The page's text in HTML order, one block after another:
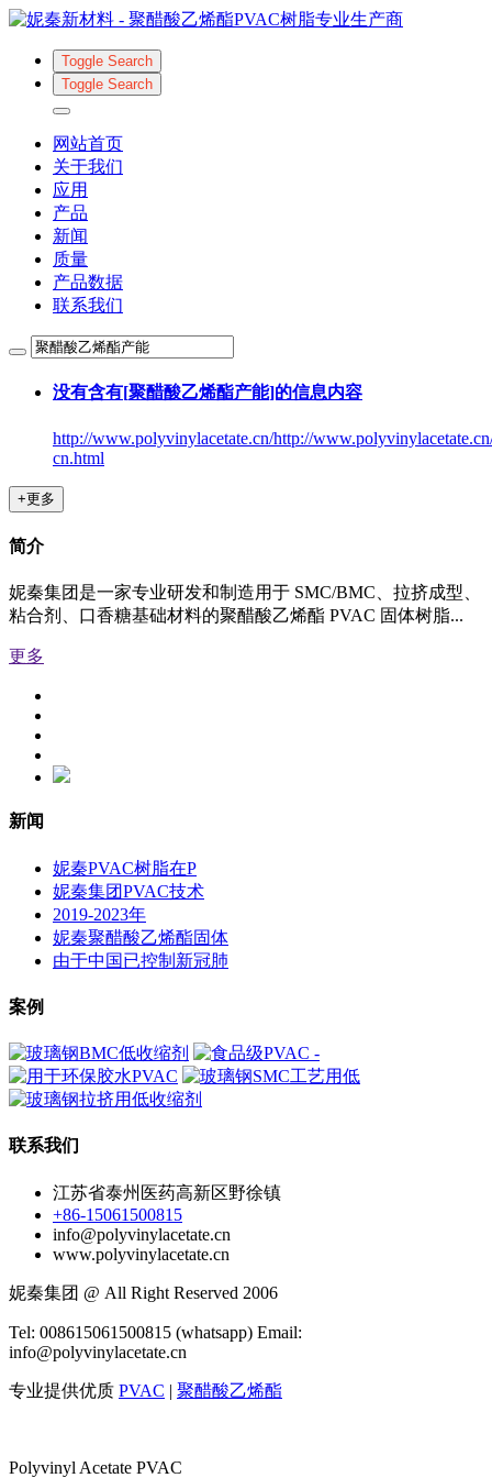
Toggle Search
Toggle Search
网站首页
关于我们
应用
产品
新闻
质量
产品数据
联系我们
没有含有[聚醋酸乙烯酯产能]的信息内容
http://www.polyvinylacetate.cn/http://
cn.html
+更多
简介
妮秦集团是一家专业研发和制造用于 SMC/BMC、拉挤成型、
粘合剂、口香糖基础材料的聚醋酸乙烯酯 PVAC 固体树脂...
更多
新闻
妮秦PVAC树脂在P
妮秦集团PVAC技术
2019-2023年
妮秦聚醋酸乙烯酯固体
由于中国已控制新冠肺
案例
联系我们
江苏省泰州医药高新区野徐镇
+86-15061500815
info@polyvinylacetate.cn
www.polyvinylacetate.cn
妮秦集团 @ All Right Reserved 2006
Tel: 008615061500815 (whatsapp) Email:
info@polyvinylacetate.cn
专业提供优质 PVAC | 聚醋酸乙烯酯
Polyvinyl Acetate PVAC